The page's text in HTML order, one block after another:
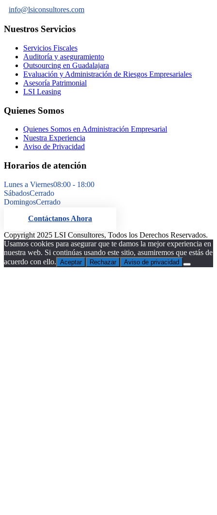
info@lsiconsultores.com
Nuestros Servicios
Servicios Fiscales
Auditoría y aseguramiento
Outsourcing en Guadalajara
Evaluación y Administración de Riesgos Empresariales
Asesoría Patrimonial
LSI Leasing
Quienes Somos
Quienes Somos en Administración Empresarial
Nuestra Experiencia
Aviso de Privacidad
Horarios de atención
Lunes a Viernes08:00 - 18:00
SábadosCerrado
DomingosCerrado
Contáctanos Ahora
Copyright 2025 LSI Consultores, Todos los Derechos Reservados.
Usamos cookies para asegurar que te damos la mejor experiencia en
nuestra web. Si continúas usando este sitio, asumiremos que estás de
acuerdo con ello. Aceptar Rechazar Aviso de privacidad